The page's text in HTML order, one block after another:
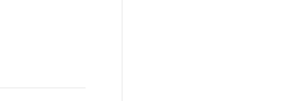
женщин, которые подумыва...